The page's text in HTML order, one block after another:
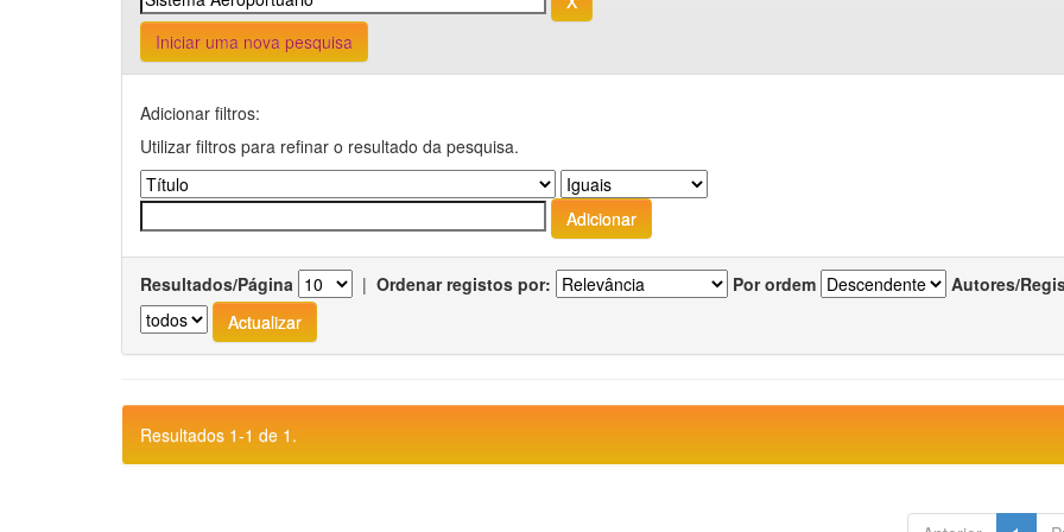
Iniciar uma nova pesquisa
Adicionar filtros:
Utilizar filtros para refinar o resultado da pesquisa.
Resultados/Página | Ordenar registos por: Por ordem Autores/
Resultados 1-1 de 1.